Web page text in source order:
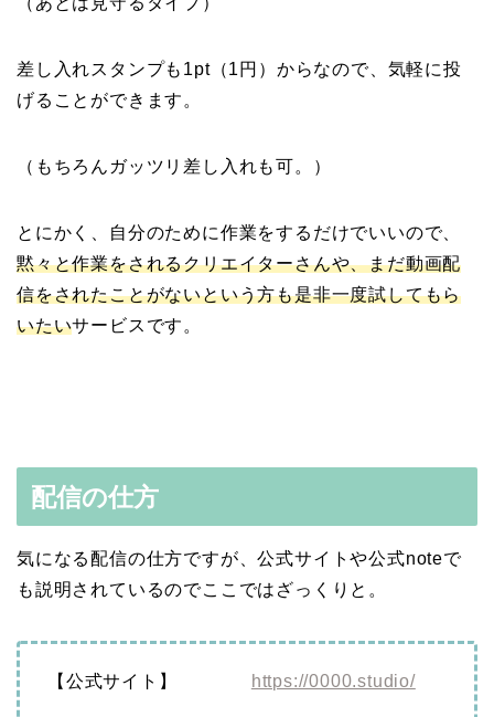
差し入れスタンプも1pt（1円）からなので、気軽に投
げることができます。
（もちろんガッツリ差し入れも可。）
とにかく、自分のために作業をするだけでいいので、
黙々と作業をされるクリエイターさんや、まだ動画配
信をされたことがないという方も是非一度試してもら
いたいサービスです。
配信の仕方
気になる配信の仕方ですが、公式サイトや公式noteで
も説明されているのでここではざっくりと。
【公式サイト】 https://0000.studio/